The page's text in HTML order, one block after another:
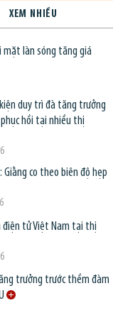
XEM NHIỀU
mặt làn sóng tăng giá
duy trì đà tăng trưởng
hồi tại nhiều thị
co theo biên độ hẹp
điện tử Việt Nam tại thị
trưởng trước thềm đàm